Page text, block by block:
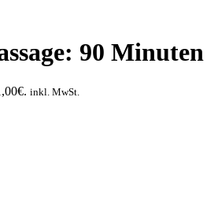
90 Minuten
inkl. MwSt.